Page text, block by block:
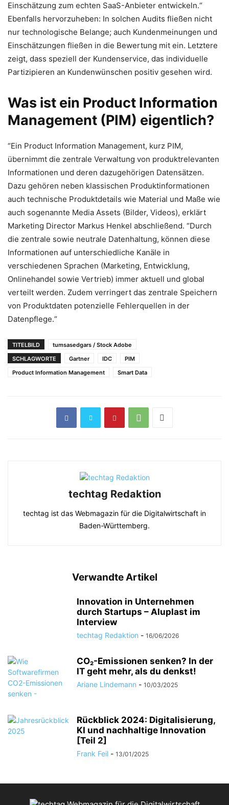
Einschätzung zum echten SaaS-Anbieter entwickeln.“
Ebenfalls hervorzuheben: In solchen Audits fließen nicht
nur technologische Belange; auch Kundenmeinungen und
Einschätzungen fließen in die Bewertung mit ein. Letztere
zeigt, dass speziell der Kundenservice, das individuelle
Partizipieren an Kundenwünschen positiv gesehen wird.
Was ist ein Product Information
Management (PIM) eigentlich?
“Ein Product Information Management, kurz PIM,
übernimmt die zentrale Verwaltung von produktrelevanten
Informationen und deren dazugehörigen Datensätzen.
Dazu gehören neben klassischen Produktinformationen
auch technische Produktdetails wie Material und Maße wie
auch sogenannte Media Assets (Bilder, Videos), erklärt
Marketing Director Markus Henkel abschließend. “Durch
die zentrale sowie neutrale Datenhaltung, können diese
Informationen auf unterschiedliche Kanäle in
verschiedenen Sprachen (Marketing, Entwicklung,
Onlinehandel sowie Vertrieb) immer aktuell und global
verteilt werden. Zudem verringert das zentrale Speichern
von Produktdaten potenzielle Fehlerquellen in der
Datenpflege.“
TITELBILD
tumsasedgars / Stock Adobe
SCHLAGWORTE
Gartner IDC
PIM
Product Information Management
Smart Data
techtag Redaktion
techtag ist das Webmagazin für die Digitalwirtschaft in
Baden-Württemberg.
Verwandte Artikel
Innovation in Unternehmen
durch Startups – Aluplast im
Interview
techtag Redaktion - 16/06/2026
CO₂-Emissionen senken? In der
IT geht mehr, als du denkst!
Ariane Lindemann - 10/03/2025
Rückblick 2024: Digitalisierung,
KI und nachhaltige Innovation
[Teil 2]
Frank Feil - 13/01/2025